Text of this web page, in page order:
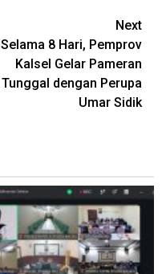
Next
Selama 8 Hari, Pemprov
Kalsel Gelar Pameran
Tunggal dengan Perupa
Umar Sidik